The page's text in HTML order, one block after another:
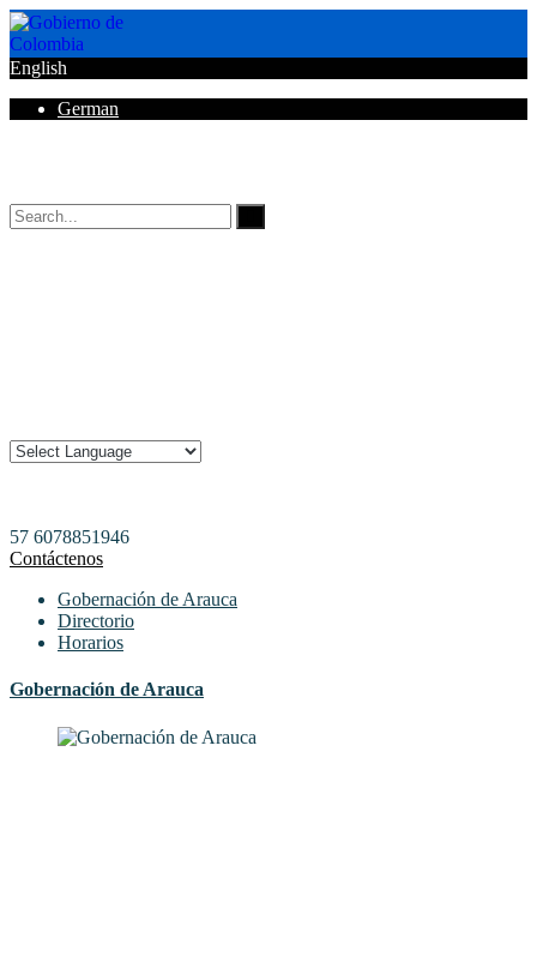
English
German
57 6078851946
Contáctenos
Gobernación de Arauca
Directorio
Horarios
Gobernación de Arauca